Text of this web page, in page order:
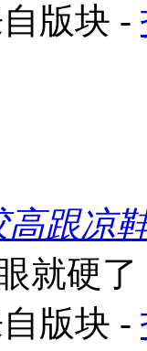
版块 -
高跟凉
就硬
版块 -